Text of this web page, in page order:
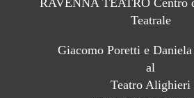
RAVENNA TEATRO Centro
Teatrale
Giacomo Poretti e
al
Teatro Alighieri